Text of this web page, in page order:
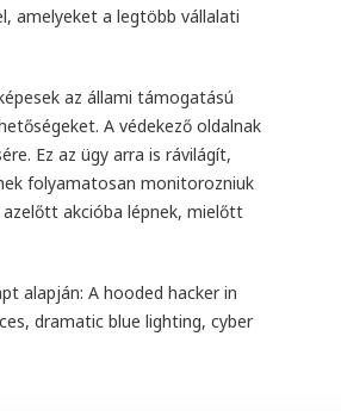
amelyeket a legtöbb vállalati
az állami támogatású
A védekező oldalnak
Ez az ügy arra is rávilágít,
folyamatosan monitorozniuk
akcióba lépnek, mielőtt
alapján: A hooded hacker in
dramatic blue lighting, cyber